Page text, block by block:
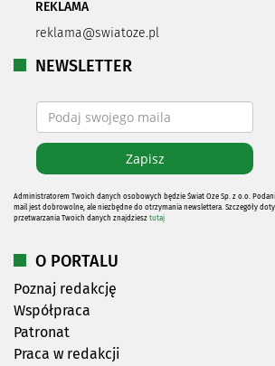
REKLAMA
reklama@swiatoze.pl
NEWSLETTER
Administratorem Twoich danych osobowych będzie Świat Oze Sp. z o.o.
mail jest dobrowolne, ale niezbędne do otrzymania newslettera. Szczegóły
przetwarzania Twoich danych znajdziesz tutaj
O PORTALU
Poznaj redakcję
Współpraca
Patronat
Praca w redakcji